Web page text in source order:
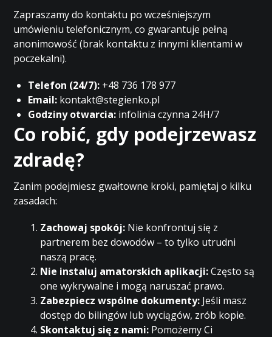
Zapraszamy do kontaktu po wcześniejszym
umówieniu telefonicznym, co gwarantuje pełną
anonimowość (brak kontaktu z innymi klientami w
poczekalni).
Telefon (24/7): +48 736 178 977
Email: kontakt@stegienko.pl
Godziny otwarcia: infolinia czynna 24H/7
Co robić, gdy podejrzewasz
zdradę?
Zanim podejmiesz gwałtowne kroki, pamiętaj o kilku
zasadach:
Zachowaj spokój: Nie konfrontuj się z
partnerem bez dowodów – to tylko utrudni
naszą pracę.
Nie instaluj amatorskich aplikacji:Często są
one wykrywalne i mogą naruszać prawo.
Zabezpiecz wspólne dokumenty: Jeśli masz
dostęp do bilingów lub wyciągów, zrób kopie.
Skontaktuj się z nami: Pomożemy Ci